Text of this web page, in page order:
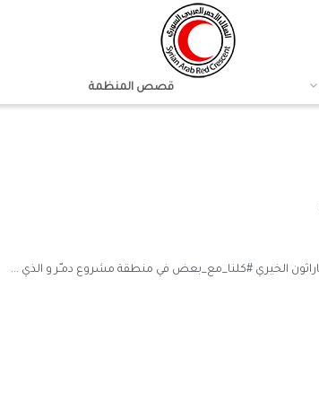
قصص المنظمة
الخيري ‫#‏كلنا_مع_بعض في منطقة مشروع دمـّر و الذي ...